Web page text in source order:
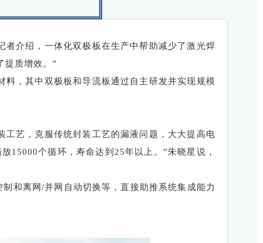
介绍，一体化双极板在生产中帮助减少了激光焊
提质增效。”
，其中双极板和导流板通过自主研发并实现规模
艺，克服传统封装工艺的漏液问题，大大提高电
15000个循环，寿命达到25年以上。”朱晓星说，
和离网/并网自动切换等，直接助推系统集成能力